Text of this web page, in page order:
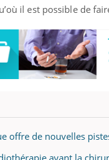
il est possible de
offre de nouvelles